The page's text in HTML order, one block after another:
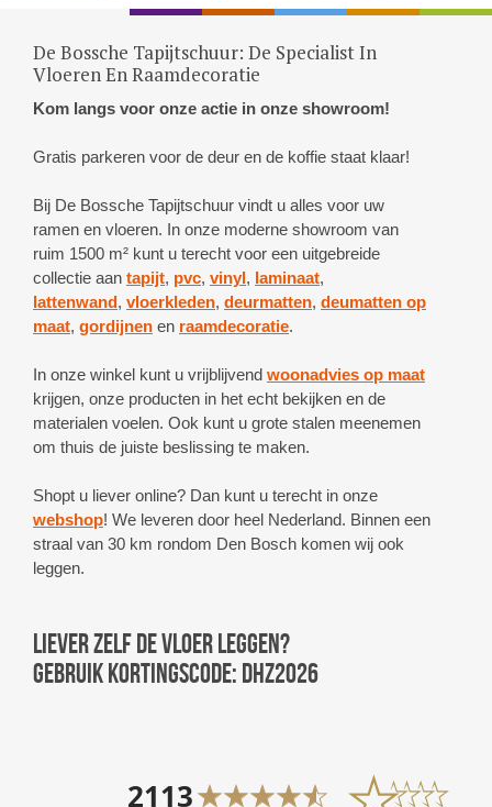
De Bossche Tapijtschuur: De Specialist In
Vloeren En Raamdecoratie
Kom langs voor onze actie in onze showroom!
Gratis parkeren voor de deur en de koffie staat klaar!
Bij De Bossche Tapijtschuur vindt u alles voor uw
ramen en vloeren. In onze moderne showroom van
ruim 1500 m² kunt u terecht voor een uitgebreide
collectie aan tapijt, pvc, vinyl, laminaat,
lattenwand, vloerkleden, deurmatten, deumatten op
maat, gordijnen en raamdecoratie.
In onze winkel kunt u vrijblijvend woonadvies op maat
krijgen, onze producten in het echt bekijken en de
materialen voelen. Ook kunt u grote stalen meenemen
om thuis de juiste beslissing te maken.
Shopt u liever online? Dan kunt u terecht in onze
webshop! We leveren door heel Nederland. Binnen een
straal van 30 km rondom Den Bosch komen wij ook
leggen.
Liever zelf de vloer leggen?
Gebruik kortingscode: DHZ2026